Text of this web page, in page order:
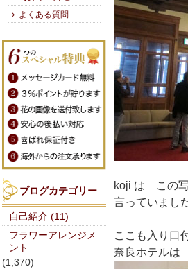
koji は この
言っていました
ここも入り口
奈良ホテルは
よくある質問
ブログカテゴリー
自己紹介 (11)
フラワーアレンジメ
ント
(1,370)